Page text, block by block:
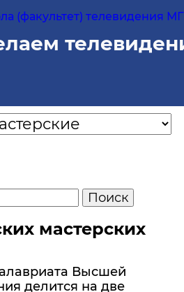
(факультет) телевидения
мастерских
Высшей
делится на две